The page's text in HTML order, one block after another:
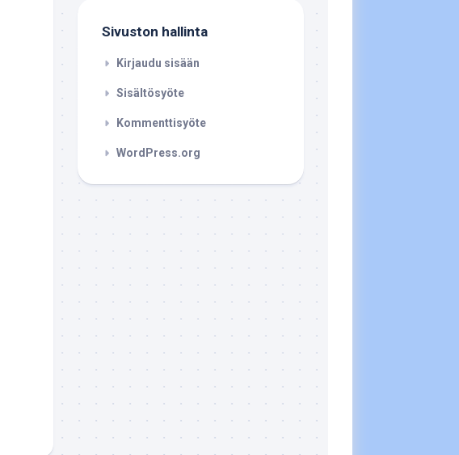
Sivuston hallinta
Kirjaudu sisään
Sisältösyöte
Kommenttisyöte
WordPress.org